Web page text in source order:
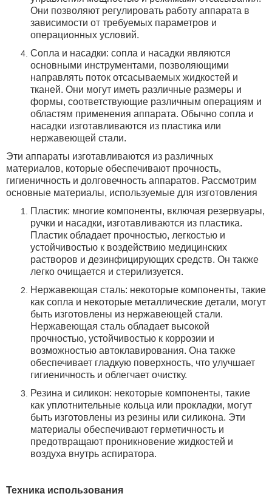
Они позволяют регулировать работу аппарата в
зависимости от требуемых параметров и
операционных условий.
Сопла и насадки: сопла и насадки являются
основными инструментами, позволяющими
направлять поток отсасываемых жидкостей и
тканей. Они могут иметь различные размеры и
формы, соответствующие различным операциям и
областям применения аппарата. Обычно сопла и
насадки изготавливаются из пластика или
нержавеющей стали.
Эти аппараты изготавливаются из различных
материалов, которые обеспечивают прочность,
гигиеничность и долговечность аппаратов. Рассмотрим
основные материалы, используемые для изготовления
Пластик: многие компоненты, включая резервуары,
ручки и насадки, изготавливаются из пластика.
Пластик обладает прочностью, легкостью и
устойчивостью к воздействию медицинских
растворов и дезинфицирующих средств. Он также
легко очищается и стерилизуется.
Нержавеющая сталь: некоторые компоненты, такие
как сопла и некоторые металлические детали, могут
быть изготовлены из нержавеющей стали.
Нержавеющая сталь обладает высокой
прочностью, устойчивостью к коррозии и
возможностью автоклавирования. Она также
обеспечивает гладкую поверхность, что улучшает
гигиеничность и облегчает очистку.
Резина и силикон: некоторые компоненты, такие
как уплотнительные кольца или прокладки, могут
быть изготовлены из резины или силикона. Эти
материалы обеспечивают герметичность и
предотвращают проникновение жидкостей и
воздуха внутрь аспиратора.
Техника использования